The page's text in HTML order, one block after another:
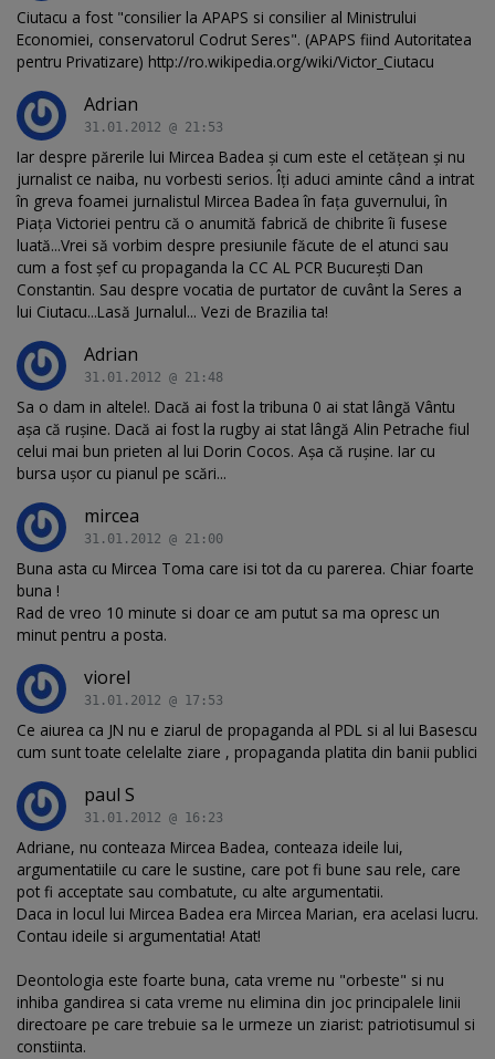
Ciutacu a fost "consilier la APAPS si consilier al Ministrului
Economiei, conservatorul Codrut Seres". (APAPS fiind Autoritatea
pentru Privatizare) http://ro.wikipedia.org/wiki/Victor_Ciutacu
Adrian
31.01.2012 @ 21:53
Iar despre părerile lui Mircea Badea şi cum este el cetăţean şi nu
jurnalist ce naiba, nu vorbesti serios. Îţi aduci aminte când a intrat
în greva foamei jurnalistul Mircea Badea în faţa guvernului, în
Piaţa Victoriei pentru că o anumită fabrică de chibrite îi fusese
luată...Vrei să vorbim despre presiunile făcute de el atunci sau
cum a fost şef cu propaganda la CC AL PCR Bucureşti Dan
Constantin. Sau despre vocatia de purtator de cuvânt la Seres a
lui Ciutacu...Lasă Jurnalul... Vezi de Brazilia ta!
Adrian
31.01.2012 @ 21:48
Sa o dam in altele!. Dacă ai fost la tribuna 0 ai stat lângă Vântu
aşa că ruşine. Dacă ai fost la rugby ai stat lângă Alin Petrache fiul
celui mai bun prieten al lui Dorin Cocos. Aşa că ruşine. Iar cu
bursa uşor cu pianul pe scări...
mircea
31.01.2012 @ 21:00
Buna asta cu Mircea Toma care isi tot da cu parerea. Chiar foarte
buna !
Rad de vreo 10 minute si doar ce am putut sa ma opresc un
minut pentru a posta.
viorel
31.01.2012 @ 17:53
Ce aiurea ca JN nu e ziarul de propaganda al PDL si al lui Basescu
cum sunt toate celelalte ziare , propaganda platita din banii publici
paul S
31.01.2012 @ 16:23
Adriane, nu conteaza Mircea Badea, conteaza ideile lui,
argumentatiile cu care le sustine, care pot fi bune sau rele, care
pot fi acceptate sau combatute, cu alte argumentatii.
Daca in locul lui Mircea Badea era Mircea Marian, era acelasi lucru.
Contau ideile si argumentatia! Atat!
Deontologia este foarte buna, cata vreme nu "orbeste" si nu
inhiba gandirea si cata vreme nu elimina din joc principalele linii
directoare pe care trebuie sa le urmeze un ziarist: patriotisumul si
constiinta.